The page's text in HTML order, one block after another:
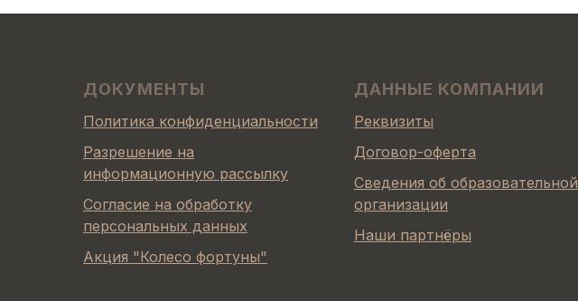
ДОКУМЕНТЫ
Политика конфиденциальности
Разрешение на
информационную рассылку
Согласие на обработку
персональных данных
Акция "Колесо фортуны"
ДАННЫЕ КОМПАНИИ
Реквизиты
Договор-оферта
Сведения об образовательной
организации
Наши партнёры